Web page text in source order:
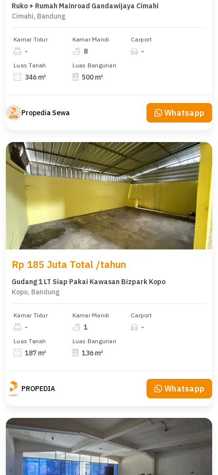
Ruko + Rumah Mainroad Gandawijaya Cimahi
Cimahi, Bandung
Kamar Tidur
-
Kamar Mandi
8
Carport
-
Luas Tanah
346 m²
Luas Bangunan
500 m²
Propedia Sewa Whatsapp
Rp 185 Juta Total /tahun
Gudang 1 LT Siap Pakai Kawasan Bizpark Kopo
Kopo, Bandung
Kamar Tidur
-
Kamar Mandi
1
Carport
-
Luas Tanah
187 m²
Luas Bangunan
136 m²
PROPEDIA Whatsapp